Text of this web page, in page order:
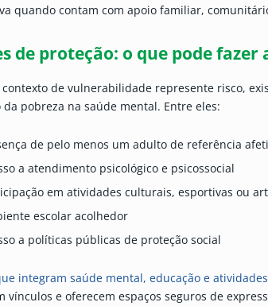
quando contam com apoio familiar,
de proteção: o que pode fazer
contexto de vulnerabilidade represente risco,
pobreza na saúde mental. Entre eles:
de pelo menos um adulto de referência
a atendimento psicológico e psicossocial
em atividades culturais, esportivas ou
escolar acolhedor
a políticas públicas de proteção social
integram saúde mental, educação e
vínculos e oferecem espaços seguros de